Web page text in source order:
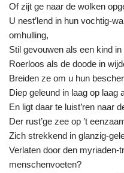
Of zijt ge naar de wolken
U nest’lend in hun vochtig-
omhulling,
Stil gevouwen als een kind in
Roerloos als de doode in
Breiden ze om u hun
Diep geleund in laag op laag
En ligt daar te luist’ren naar
Der rust’ge zee op ’t
Zich strekkend in glanzig-
Verlaten door den myriaden-
menschenvoeten?